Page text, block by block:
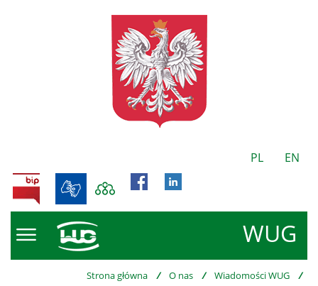
PL EN
WUG
BIP
Strona główna / O nas / Wiadomości WUG /